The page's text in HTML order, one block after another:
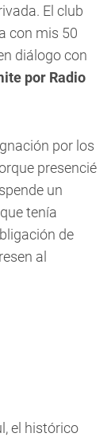
El club
con mis 50
diálogo con
por Radio
por los
presencié
un
tenía
de
al
el histórico